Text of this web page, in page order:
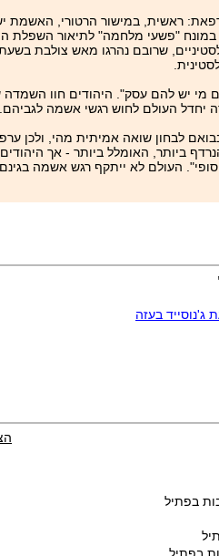
ראשית, במישור הרטורי, האשמת
במונח "פשעי מלחמה" לתיאור השפלת
שרובם נהרגו מאש צולבת
מי יש להם עסק". היהודים חוו
יחדל העולם לחוש רגשי אשמה
לבחון שואה אמיתית מהי, ולכן
ביותר, האומלל ביותר - אך
העולם לא ייתקף רגש אשמה
ג'נוסייד בעזה